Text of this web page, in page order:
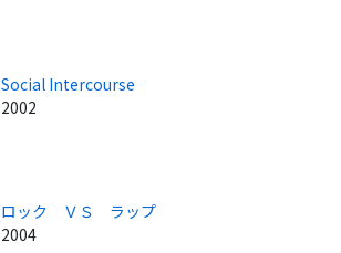
Social Intercourse
2002
ロック ＶＳ ラップ
2004